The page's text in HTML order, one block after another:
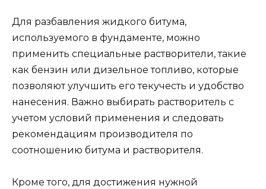
Для разбавления жидкого битума,
используемого в фундаменте, можно
применить специальные растворители, такие
как бензин или дизельное топливо, которые
позволяют улучшить его текучесть и удобство
нанесения. Важно выбирать растворитель с
учетом условий применения и следовать
рекомендациям производителя по
соотношению битума и растворителя.
Кроме того, для достижения нужной